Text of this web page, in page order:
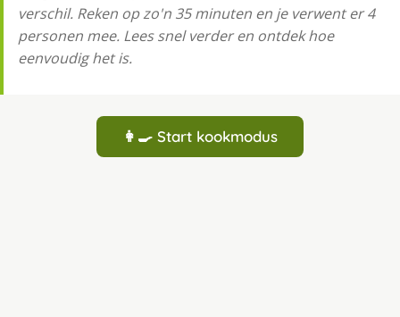
verschil. Reken op zo'n 35 minuten en je verwent er 4
personen mee. Lees snel verder en ontdek hoe
eenvoudig het is.
👩‍🍳 Start kookmodus